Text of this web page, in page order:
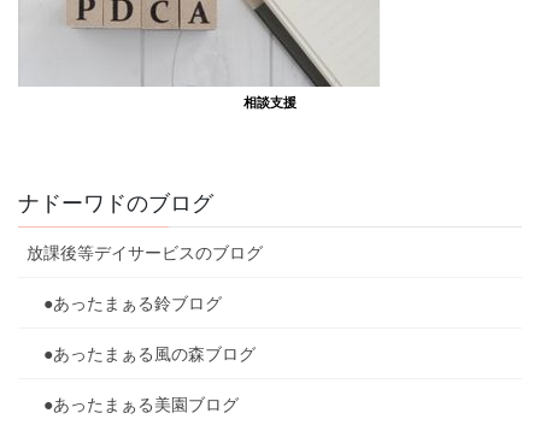
相談支援
ナドーワドのブログ
放課後等デイサービスのブログ
●あったまぁる鈴ブログ
●あったまぁる風の森ブログ
●あったまぁる美園ブログ